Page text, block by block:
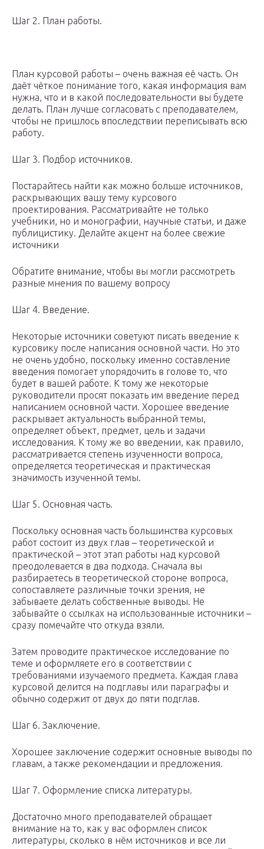
Шаг 2. План работы.
План курсовой работы – очень важная её часть. Он
даёт чёткое понимание того, какая информация вам
нужна, что и в какой последовательности вы будете
делать. План лучше согласовать с преподавателем,
чтобы не пришлось впоследствии переписывать всю
работу.
Шаг 3. Подбор источников.
Постарайтесь найти как можно больше источников,
раскрывающих вашу тему курсового
проектирования. Рассматривайте не только
учебники, но и монографии, научные статьи, и даже
публицистику. Делайте акцент на более свежие
источники
Обратите внимание, чтобы вы могли рассмотреть
разные мнения по вашему вопросу
Шаг 4. Введение.
Некоторые источники советуют писать введение к
курсовику после написания основной части. Но это
не очень удобно, поскольку именно составление
введения помогает упорядочить в голове то, что
будет в вашей работе. К тому же некоторые
руководители просят показать им введение перед
написанием основной части. Хорошее введение
раскрывает актуальность выбранной темы,
определяет объект, предмет, цель и задачи
исследования. К тому же во введении, как правило,
рассматривается степень изученности вопроса,
определяется теоретическая и практическая
значимость изученной темы.
Шаг 5. Основная часть.
Поскольку основная часть большинства курсовых
работ состоит из двух глав – теоретической и
практической – этот этап работы над курсовой
преодолевается в два подхода. Сначала вы
разбираетесь в теоретической стороне вопроса,
сопоставляете различные точки зрения, не
забываете делать собственные выводы. Не
забывайте о ссылках на использованные источники –
сразу помечайте что откуда взяли.
Затем проводите практическое исследование по
теме и оформляете его в соответствии с
требованиями изучаемого предмета. Каждая глава
курсовой делится на подглавы или параграфы и
обычно содержит от двух до пяти подглав.
Шаг 6. Заключение.
Хорошее заключение содержит основные выводы по
главам, а также рекомендации и предложения.
Шаг 7. Оформление списка литературы.
Достаточно много преподавателей обращает
внимание на то, как у вас оформлен список
литературы, сколько в нём источников и все ли